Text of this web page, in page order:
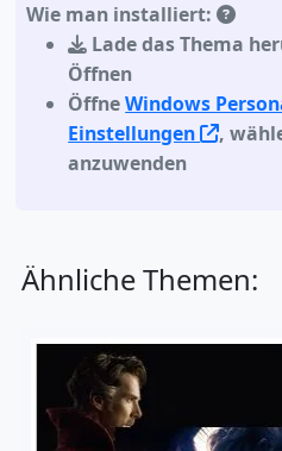
Wie man installiert:
Lade das Thema
Öffnen
ÖffneWindows
Einstellungen
,
anzuwenden
Ähnliche Themen: